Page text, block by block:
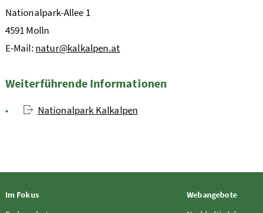
Nationalpark-Allee 1
4591 Molln
E-Mail: natur@kalkalpen.at
Weiterführende Informationen
Nationalpark Kalkalpen
Im Fokus
Webangebote